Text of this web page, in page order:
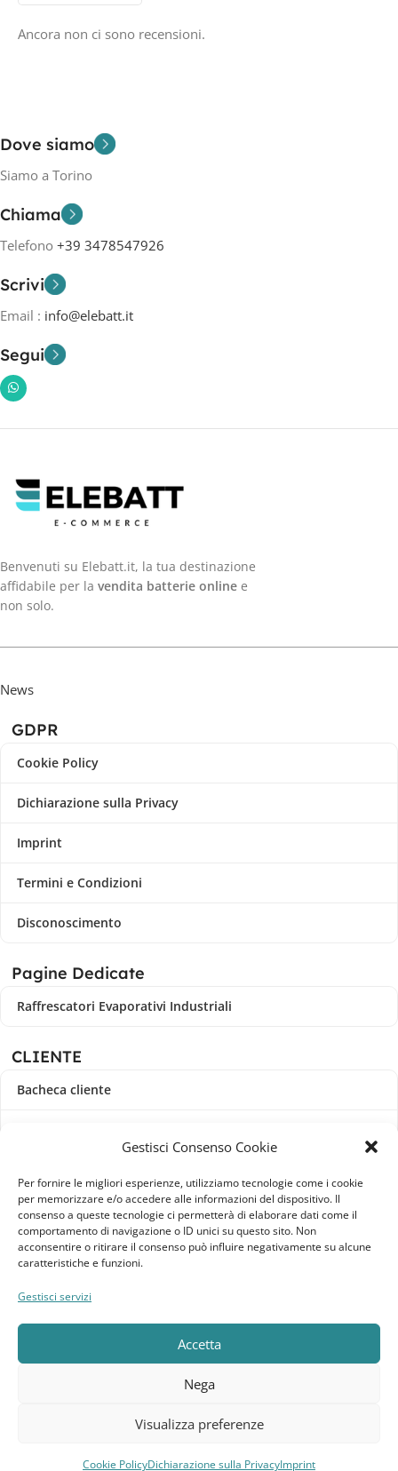
Gestisci Consenso Cookie
Per fornire le migliori esperienze, utilizziamo tecnologie come i cookie
per memorizzare e/o accedere alle informazioni del dispositivo. Il
consenso a queste tecnologie ci permetterà di elaborare dati come il
comportamento di navigazione o ID unici su questo sito. Non
acconsentire o ritirare il consenso può influire negativamente su alcune
caratteristiche e funzioni.
Gestisci servizi
Accetta
Nega
Visualizza preferenze
Cookie PolicyDichiarazione sulla PrivacyImprint
Ancora non ci sono recensioni.
Dove siamo
Siamo a Torino
Chiama
Telefono +39 3478547926
Scrivi
Email : info@elebatt.it
Segui
Benvenuti su Elebatt.it, la tua destinazione
affidabile per la vendita batterie online e
non solo.
News
GDPR
Cookie Policy
Dichiarazione sulla Privacy
Imprint
Termini e Condizioni
Disconoscimento
Pagine Dedicate
Raffrescatori Evaporativi Industriali
CLIENTE
Bacheca cliente
Indirizzi
Metodi di pagamento
Dettagli account
Lista dei desideri
Realizzato da